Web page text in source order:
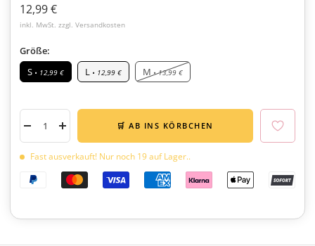
Angebotspreis
12,99 €
inkl. MwSt. zzgl. Versandkosten
Größe:
S • 12,99 € L • 12,99 € M• 13,99 €
Menge
Menge
🛒 AB INS KÖRBCHEN
Fast ausverkauft! Nur noch 19 auf Lager..